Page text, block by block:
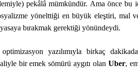
pekâlâ mümkündür. Ama önce bu
yönelttiği en büyük eleştiri, mal
bırakmak gerektiği yönündeydi.
yazılımıyla birkaç
bir emek sömürü aygıtı olan Uber,